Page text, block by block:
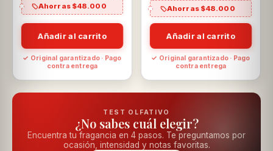
Ahorras $48.000
Añadir al carrito
✓ Original garantizado · Pago
contra entrega
Ahorras $48.000
Añadir al carrito
✓ Original garantizado · Pago
contra entrega
TEST OLFATIVO
¿No sabes cuál elegir?
Encuentra tu fragancia en 4 pasos. Te preguntamos por
ocasión, intensidad y notas favoritas.